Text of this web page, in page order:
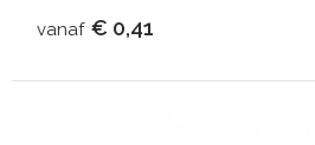
vanaf € 0,41